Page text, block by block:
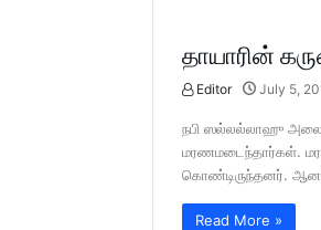
தாயாரின்
Editor July 5,
நபி ஸல்லல்லாஹு
மரணமடைந்தார்கள்.
கொண்டிருந்தனர்.
Read More »